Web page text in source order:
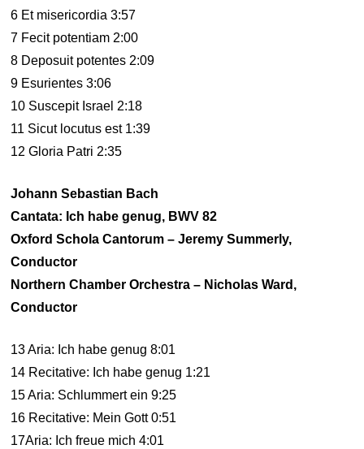
6 Et misericordia 3:57
7 Fecit potentiam 2:00
8 Deposuit potentes 2:09
9 Esurientes 3:06
10 Suscepit Israel 2:18
11 Sicut locutus est 1:39
12 Gloria Patri 2:35
Johann Sebastian Bach
Cantata: Ich habe genug, BWV 82
Oxford Schola Cantorum – Jeremy Summerly,
Conductor
Northern Chamber Orchestra – Nicholas Ward,
Conductor
13 Aria: Ich habe genug 8:01
14 Recitative: Ich habe genug 1:21
15 Aria: Schlummert ein 9:25
16 Recitative: Mein Gott 0:51
17Aria: Ich freue mich 4:01